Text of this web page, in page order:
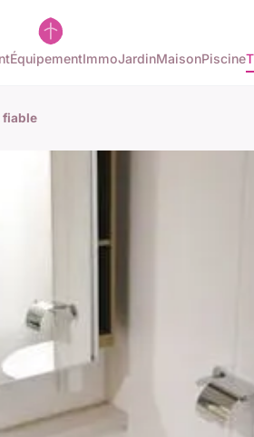
ÉquipementImmoJardinMaisonPiscine
fiable